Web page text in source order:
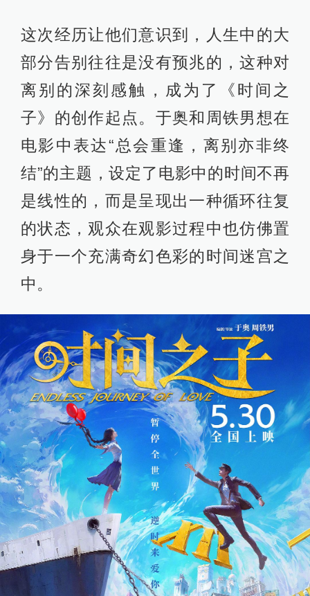
这次经历让他们意识到，人生中的大
部分告别往往是没有预兆的，这种对
离别的深刻感触，成为了《时间之
子》的创作起点。于奥和周铁男想在
电影中表达“总会重逢，离别亦非终
结”的主题，设定了电影中的时间不再
是线性的，而是呈现出一种循环往复
的状态，观众在观影过程中也仿佛置
身于一个充满奇幻色彩的时间迷宫之
中。​